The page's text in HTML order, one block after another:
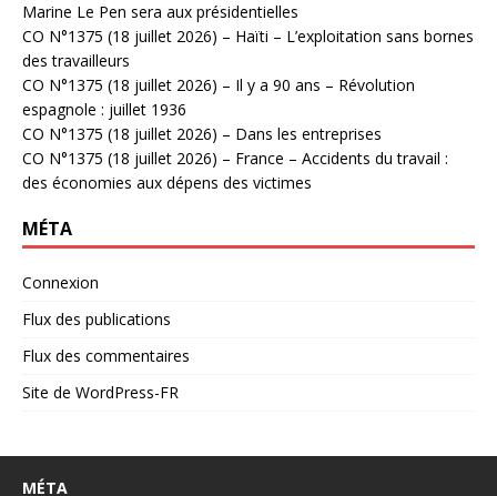
Marine Le Pen sera aux présidentielles
CO N°1375 (18 juillet 2026) – Haïti – L’exploitation sans bornes
des travailleurs
CO N°1375 (18 juillet 2026) – Il y a 90 ans – Révolution
espagnole : juillet 1936
CO N°1375 (18 juillet 2026) – Dans les entreprises
CO N°1375 (18 juillet 2026) – France – Accidents du travail :
des économies aux dépens des victimes
MÉTA
Connexion
Flux des publications
Flux des commentaires
Site de WordPress-FR
MÉTA